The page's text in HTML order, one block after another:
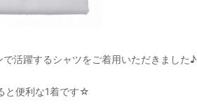
活躍するシャツをご着用いただきました♪
と便利な1着です☆